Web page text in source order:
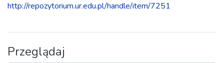
http://repozytorium.ur.edu.pl/handle/item/7251
Przeglądaj